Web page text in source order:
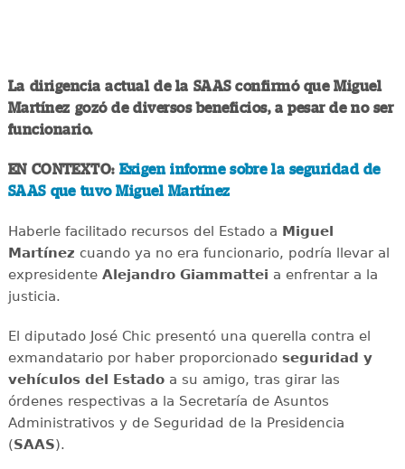
La dirigencia actual de la SAAS confirmó que Miguel
Martínez gozó de diversos beneficios, a pesar de no ser
funcionario.
EN CONTEXTO: Exigen informe sobre la seguridad de
SAAS que tuvo Miguel Martínez
Haberle facilitado recursos del Estado a Miguel
Martínez cuando ya no era funcionario, podría llevar al
expresidente Alejandro Giammattei a enfrentar a la
justicia.
El diputado José Chic presentó una querella contra el
exmandatario por haber proporcionado seguridad y
vehículos del Estadoa su amigo, tras girar las
órdenes respectivas a la Secretaría de Asuntos
Administrativos y de Seguridad de la Presidencia
(SAAS).